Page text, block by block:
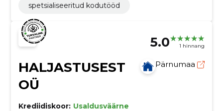
spetsialiseeritud kodutööd
5.0 1 hinnang
HALJASTUSEST
OÜ
Pärnumaa
Krediidiskoor: Usaldusväärne